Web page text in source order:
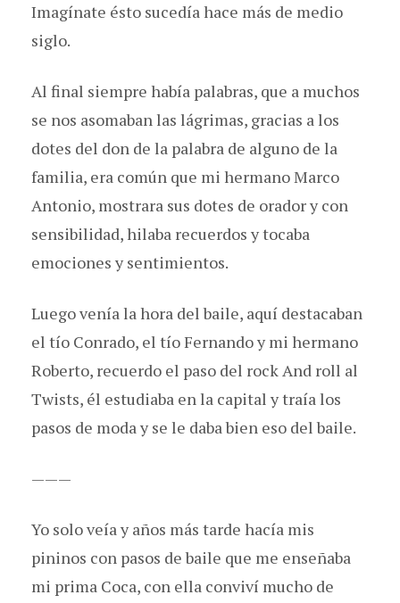
Imagínate ésto sucedía hace más de medio
siglo.
Al final siempre había palabras, que a muchos
se nos asomaban las lágrimas, gracias a los
dotes del don de la palabra de alguno de la
familia, era común que mi hermano Marco
Antonio, mostrara sus dotes de orador y con
sensibilidad, hilaba recuerdos y tocaba
emociones y sentimientos.
Luego venía la hora del baile, aquí destacaban
el tío Conrado, el tío Fernando y mi hermano
Roberto, recuerdo el paso del rock And roll al
Twists, él estudiaba en la capital y traía los
pasos de moda y se le daba bien eso del baile.
———
Yo solo veía y años más tarde hacía mis
pininos con pasos de baile que me enseñaba
mi prima Coca, con ella conviví mucho de